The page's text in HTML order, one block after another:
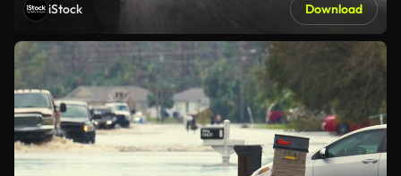
iStock Download